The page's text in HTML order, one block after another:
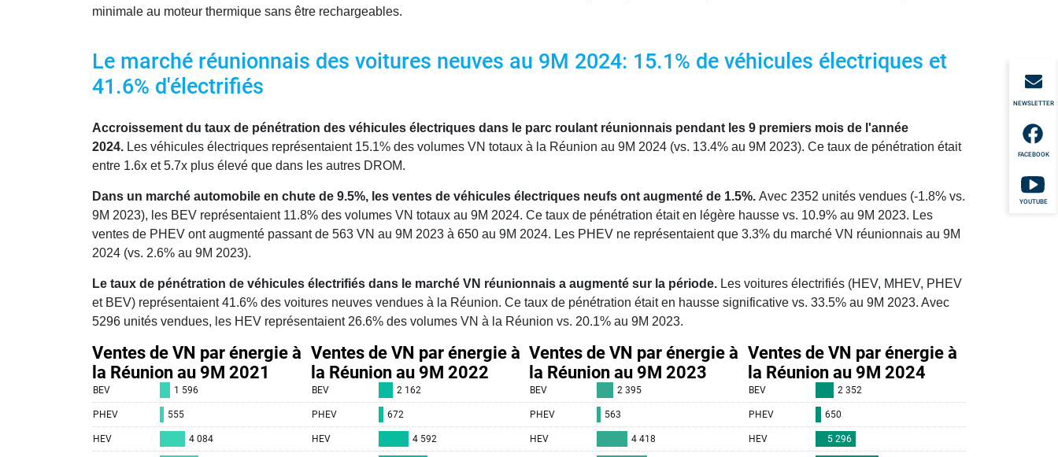
NEWSLETTER
FACEBOOK
YOUTUBE
minimale au moteur thermique sans être rechargeables.
Le marché réunionnais des voitures neuves au 9M 2024: 15.1% de véhicules électriques et
41.6% d'électrifiés
Accroissement du taux de pénétration des véhicules électriques dans le parc roulant réunionnais pendant les 9 premiers mois de l'année
2024. Les véhicules électriques représentaient 15.1% des volumes VN totaux à la Réunion au 9M 2024 (vs. 13.4% au 9M 2023). Ce taux de pénétration était
entre 1.6x et 5.7x plus élevé que dans les autres DROM.
Dans un marché automobile en chute de 9.5%, les ventes de véhicules électriques neufs ont augmenté de 1.5%. Avec 2352 unités vendues (-1.8% vs.
9M 2023), les BEV représentaient 11.8% des volumes VN totaux au 9M 2024. Ce taux de pénétration était en légère hausse vs. 10.9% au 9M 2023. Les
ventes de PHEV ont augmenté passant de 563 VN au 9M 2023 à 650 au 9M 2024. Les PHEV ne représentaient que 3.3% du marché VN réunionnais au 9M
2024 (vs. 2.6% au 9M 2023).
Le taux de pénétration de véhicules électrifiés dans le marché VN réunionnais a augmenté sur la période. Les voitures électrifiés (HEV, MHEV, PHEV
et BEV) représentaient 41.6% des voitures neuves vendues à la Réunion. Ce taux de pénétration était en hausse significative vs. 33.5% au 9M 2023. Avec
5296 unités vendues, les HEV représentaient 26.6% des volumes VN à la Réunion vs. 20.1% au 9M 2023.